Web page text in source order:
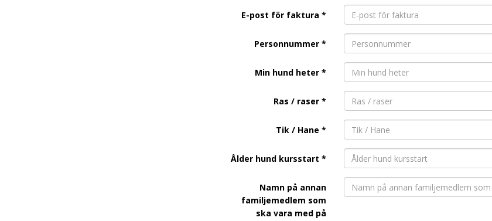
E-post för faktura *
Personnummer *
Min hund heter *
Ras / raser *
Tik / Hane *
Ålder hund kursstart *
Namn på annan
familjemedlem som
ska vara med på